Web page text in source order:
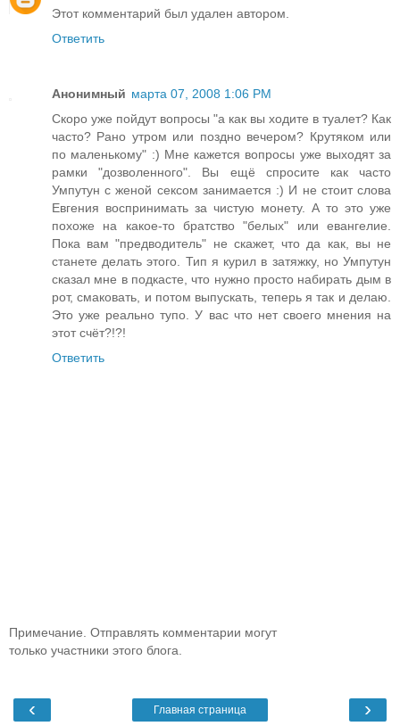
Этот комментарий был удален автором.
Ответить
Анонимный марта 07, 2008 1:06 PM
Скоро уже пойдут вопросы "а как вы ходите в туалет? Как
часто? Рано утром или поздно вечером? Крутяком или
по маленькому" :) Мне кажется вопросы уже выходят за
рамки "дозволенного". Вы ещё спросите как часто
Умпутун с женой сексом занимается :) И не стоит слова
Евгения воспринимать за чистую монету. А то это уже
похоже на какое-то братство "белых" или евангелие.
Пока вам "предводитель" не скажет, что да как, вы не
станете делать этого. Тип я курил в затяжку, но Умпутун
сказал мне в подкасте, что нужно просто набирать дым в
рот, смаковать, и потом выпускать, теперь я так и делаю.
Это уже реально тупо. У вас что нет своего мнения на
этот счёт?!?!
Ответить
Примечание. Отправлять комментарии могут
только участники этого блога.
‹ ›
Главная страница